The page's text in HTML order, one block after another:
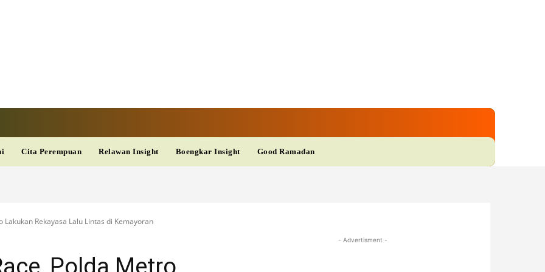
Cita Perempuan Relawan Insight Boengkar Insight Good Ramadan
Lakukan Rekayasa Lalu Lintas di Kemayoran
Polda Metro
- Advertisment -